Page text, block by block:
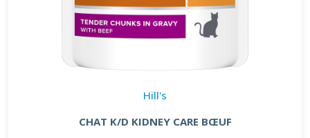
Hill's
CHAT K/D KIDNEY CARE BŒUF